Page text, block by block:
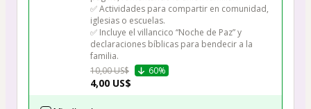
✅ Actividades para compartir en comunidad,
iglesias o escuelas.
✅ Incluye el villancico “Noche de Paz” y
declaraciones bíblicas para bendecir a la
familia.
10,00 US$
60%
4,00 US$